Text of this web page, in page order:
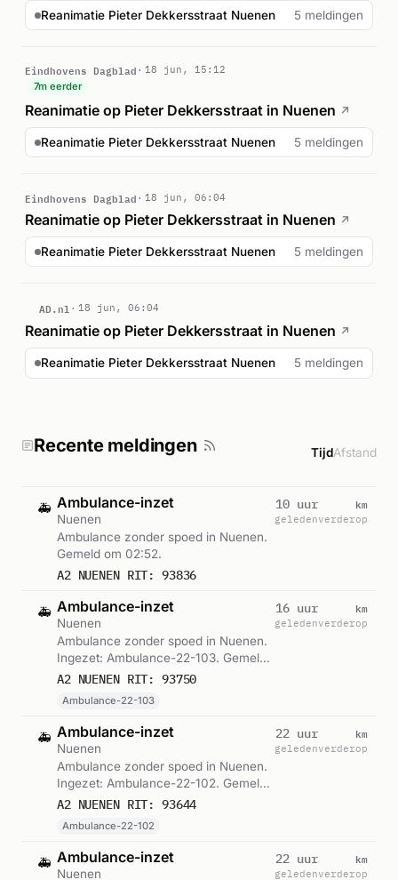
Reanimatie Pieter Dekkersstraat Nuenen 5 meldingen
Eindhovens Dagblad
18 jun, 15:12
7m eerder
Reanimatie op Pieter Dekkersstraat in Nuenen ↗
Reanimatie Pieter Dekkersstraat Nuenen 5 meldingen
Eindhovens Dagblad 18 jun, 06:04
Reanimatie op Pieter Dekkersstraat in Nuenen ↗
Reanimatie Pieter Dekkersstraat Nuenen 5 meldingen
AD.nl 18 jun, 06:04
Reanimatie op Pieter Dekkersstraat in Nuenen ↗
Reanimatie Pieter Dekkersstraat Nuenen 5 meldingen
Recente meldingen TijdAfstand
🚑 Ambulance-inzet
Nuenen
Ambulance zonder spoed in Nuenen.
Gemeld om 02:52.
A2 NUENEN RIT: 93836
10 uur
geleden
km
verderop
🚑 Ambulance-inzet
Nuenen
Ambulance zonder spoed in Nuenen.
Ingezet: Ambulance-22-103. Gemeld
om 20:26.
A2 NUENEN RIT: 93750
Ambulance-22-103
16 uur
geleden
km
verderop
🚑 Ambulance-inzet
Nuenen
Ambulance zonder spoed in Nuenen.
Ingezet: Ambulance-22-102. Gemeld
om 14:58.
A2 NUENEN RIT: 93644
Ambulance-22-102
22 uur
geleden
km
verderop
🚑 Ambulance-inzet
Nuenen
22 uur
geleden
km
verderop